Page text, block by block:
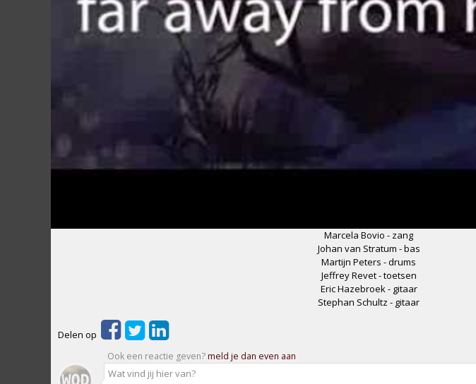
Marcela Bovio - zang
Johan van Stratum - bas
Martijn Peters - drums
Jeffrey Revet - toetsen
Eric Hazebroek - gitaar
Stephan Schultz - gitaar
Delen op
Ook een reactie geven?meld je dan even aan